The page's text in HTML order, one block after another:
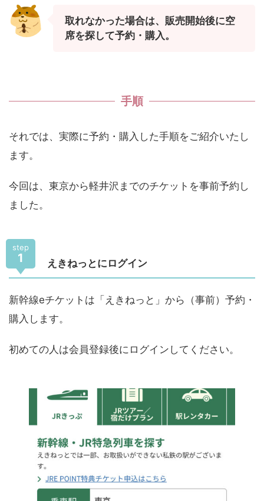
取れなかった場合は、販売開始後に空
席を探して予約・購入。
手順
それでは、実際に予約・購入した手順をご紹介いたし
ます。
今回は、東京から軽井沢までのチケットを事前予約し
ました。
step
1 えきねっとにログイン
新幹線eチケットは「えきねっと」から（事前）予約・
購入します。
初めての人は会員登録後にログインしてください。